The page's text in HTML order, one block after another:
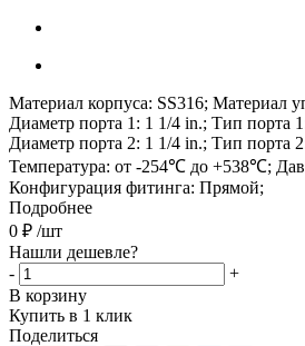
Материал корпуса: SS316; Материал
Диаметр порта 1: 1 1/4 in.; Тип порта
Диаметр порта 2: 1 1/4 in.; Тип порта
Температура: от -254℃ до +538℃;
Конфигурация фитинга: Прямой;
Подробнее
0 ₽ /шт
Нашли дешевле?
-
+
В корзину
Купить в 1 клик
Поделиться